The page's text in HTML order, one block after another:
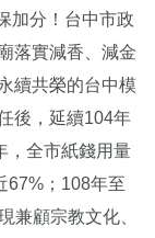
加分！台中市政
落實減香、減金
續共榮的台中模
後，延續104年
，全市紙錢用量
67%；108年至
兼顧宗教文化、